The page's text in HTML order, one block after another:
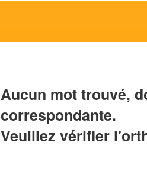
Aucun mot trouvé,
correspondante.
Veuillez vérifier